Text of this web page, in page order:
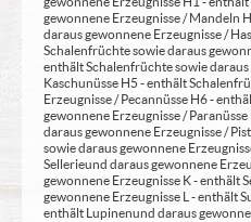
gewonnene Erzeugnisse / Mandeln
daraus gewonnene Erzeugnisse /
Schalenfrüchte sowie daraus
enthält Schalenfrüchte sowie
Kaschunüsse H5 - enthält
Erzeugnisse / Pecannüsse H6 -
gewonnene Erzeugnisse /
daraus gewonnene Erzeugnisse /
sowie daraus gewonnene
Sellerie und daraus gewonnene
gewonnene Erzeugnisse K - enthält
gewonnene Erzeugnisse L - enthält
enthält Lupinen und daraus